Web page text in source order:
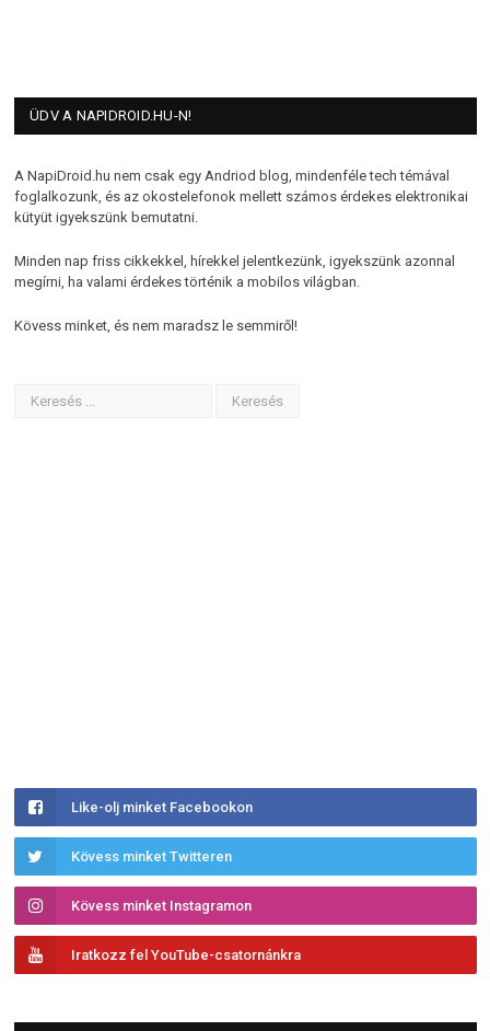
ÜDV A NAPIDROID.HU-N!
A NapiDroid.hu nem csak egy Andriod blog, mindenféle tech témával
foglalkozunk, és az okostelefonok mellett számos érdekes elektronikai
kütyüt igyekszünk bemutatni.
Minden nap friss cikkekkel, hírekkel jelentkezünk, igyekszünk azonnal
megírni, ha valami érdekes történik a mobilos világban.
Kövess minket, és nem maradsz le semmiről!
Like-olj minket Facebookon
Kövess minket Twitteren
Kövess minket Instagramon
Iratkozz fel YouTube-csatornánkra